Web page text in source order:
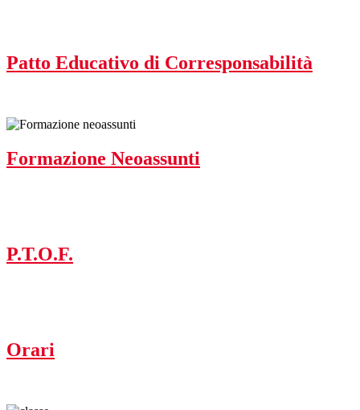
Patto Educativo di Corresponsabilità
Formazione Neoassunti
P.T.O.F.
Orari